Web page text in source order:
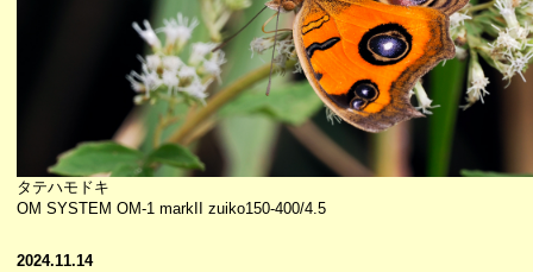
タテハモドキ
OM SYSTEM OM-1 markII zuiko150-400/4.5
2024.11.14